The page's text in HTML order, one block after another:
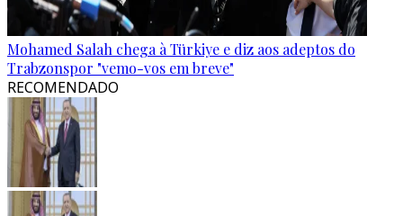
Mohamed Salah chega à Türkiye e diz aos adeptos do
Trabzonspor "vemo-vos em breve"
RECOMENDADO